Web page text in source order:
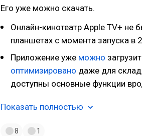
Его уже можно скачать.
Онлайн-кинотеатр Apple TV+ не
планшетах с момента запуска в
Приложение уже можно
оптимизировано даже для
доступны основные функции
Показать полностью
8 1